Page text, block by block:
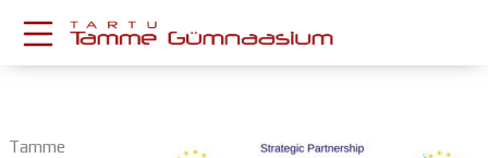
content
Tamme